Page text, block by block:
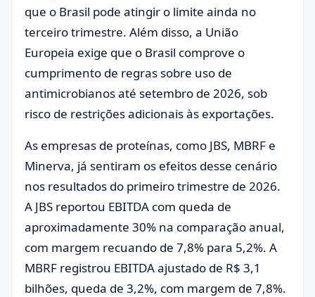
que o Brasil pode atingir o limite ainda no
terceiro trimestre. Além disso, a União
Europeia exige que o Brasil comprove o
cumprimento de regras sobre uso de
antimicrobianos até setembro de 2026, sob
risco de restrições adicionais às exportações.
As empresas de proteínas, como JBS, MBRF e
Minerva, já sentiram os efeitos desse cenário
nos resultados do primeiro trimestre de 2026.
A JBS reportou EBITDA com queda de
aproximadamente 30% na comparação anual,
com margem recuando de 7,8% para 5,2%. A
MBRF registrou EBITDA ajustado de R$ 3,1
bilhões, queda de 3,2%, com margem de 7,8%.